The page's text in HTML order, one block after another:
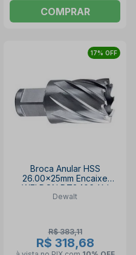
COMPRAR
17% OFF
Broca Anular HSS
26.00x25mm Encaixe
WELDON DT8406-XJ
DEWALT
Dewalt
R$ 383,11
R$ 318,68